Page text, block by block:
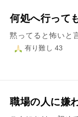
何処へ行って
有り難し 43
職場の人に嫌